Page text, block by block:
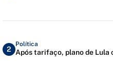
2
Política
Após tarifaço, plano de Lula